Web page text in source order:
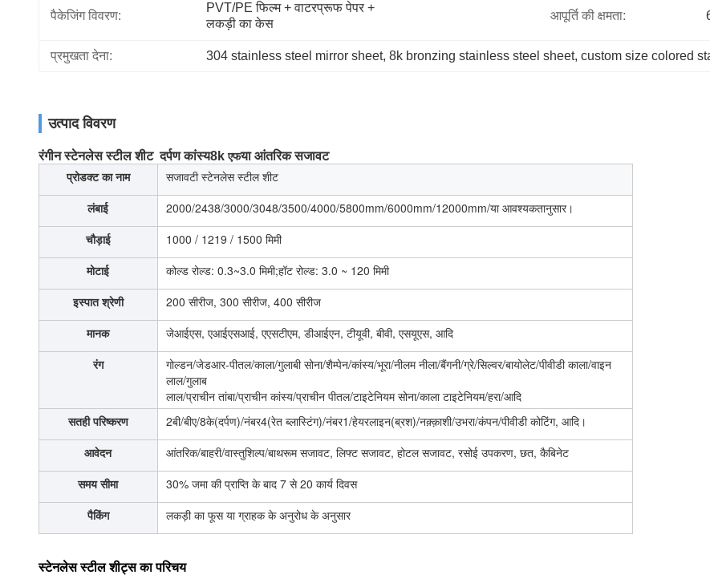
पैकेजिंग विवरण:
PVT/PE फिल्म + वाटरप्रूफ पेपर +
लकड़ी का केस
आपूर्ति की क्षमता:
प्रमुखता देना: 304 stainless steel mirror sheet, 8k bronzing stainless steel sheet, custom size colored
उत्पाद विवरण
रंगीन स्टेनलेस स्टील शीट दर्पण कांस्य8k एफया आंतरिक सजावट
प्रोडक्ट का नाम
सजावटी स्टेनलेस स्टील शीट
लंबाई
2000/2438/3000/3048/3500/4000/5800mm/6000mm/12000mm/या आवश्यकतानुसार।
चौड़ाई
1000 / 1219 / 1500 मिमी
मोटाई
कोल्ड रोल्ड: 0.3~3.0 मिमी;हॉट रोल्ड: 3.0 ~ 120 मिमी
इस्पात श्रेणी
200 सीरीज, 300 सीरीज, 400 सीरीज
मानक
जेआईएस, एआईएसआई, एएसटीएम, डीआईएन, टीयूवी, बीवी, एसयूएस, आदि
रंग
गोल्डन/जेडआर-पीतल/काला/गुलाबी सोना/शैम्पेन/कांस्य/भूरा/नीलम नीला/बैंगनी/ग्रे/सिल्वर/बायोलेट/पीवीडी काला/वाइन
लाल/गुलाब
लाल/प्राचीन तांबा/प्राचीन कांस्य/प्राचीन पीतल/टाइटेनियम सोना/काला टाइटेनियम/हरा/आदि
सतही परिष्करण
2बी/बीए/8के(दर्पण)/नंबर4(रेत ब्लास्टिंग)/नंबर1/हेयरलाइन(ब्रश)/नक़्क़ाशी/उभरा/कंपन/पीवीडी कोटिंग, आदि।
आवेदन
आंतरिक/बाहरी/वास्तुशिल्प/बाथरूम सजावट, लिफ्ट सजावट, होटल सजावट, रसोई उपकरण, छत, कैबिनेट
समय सीमा
30% जमा की प्राप्ति के बाद 7 से 20 कार्य दिवस
पैकिंग
लकड़ी का फूस या ग्राहक के अनुरोध के अनुसार
स्टेनलेस स्टील शीट्स का परिचय